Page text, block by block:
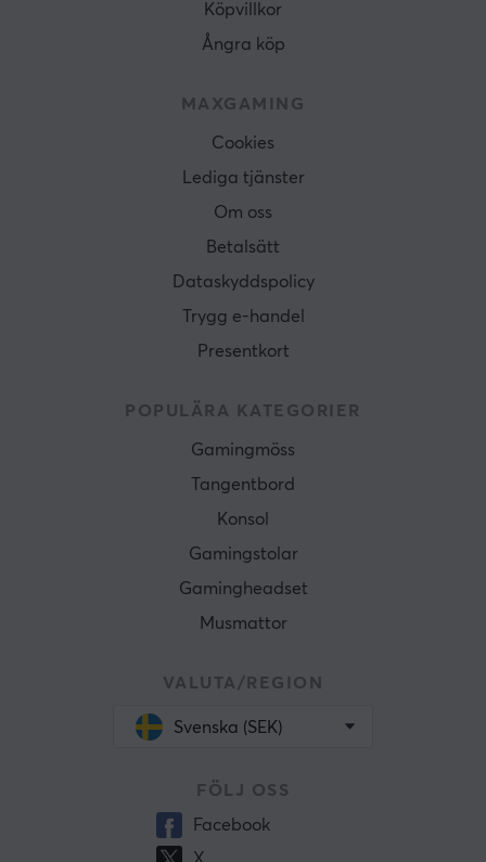
Köpvillkor
Ångra köp
MAXGAMING
Cookies
Lediga tjänster
Om oss
Betalsätt
Dataskyddspolicy
Trygg e-handel
Presentkort
POPULÄRA KATEGORIER
Gamingmöss
Tangentbord
Konsol
Gamingstolar
Gamingheadset
Musmattor
VALUTA/REGION
Svenska (SEK)
FÖLJ OSS
Facebook